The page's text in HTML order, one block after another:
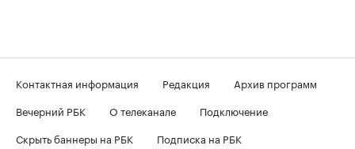
Контактная информация Редакция
Архив программ
Вечерний РБК
О телеканале
Подключение
Скрыть баннеры на РБК
Подписка на РБК